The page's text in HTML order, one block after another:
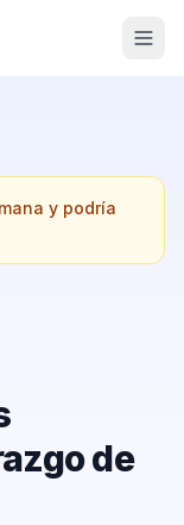
y podría
de